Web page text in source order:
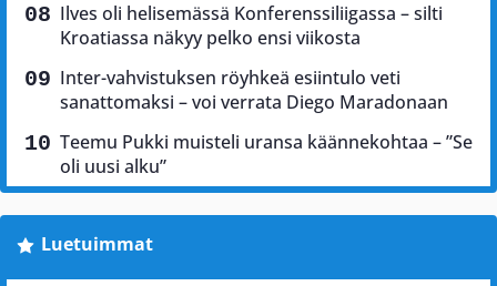
Ilves oli helisemässä Konferenssiliigassa – silti
Kroatiassa näkyy pelko ensi viikosta
Inter-vahvistuksen röyhkeä esiintulo veti
sanattomaksi – voi verrata Diego Maradonaan
Teemu Pukki muisteli uransa käännekohtaa – ”Se
oli uusi alku”
Luetuimmat